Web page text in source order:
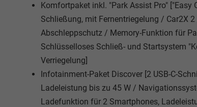
Komfortpaket inkl. "Park Assist Pro" ["Easy
Schließung, mit Fernentriegelung / Car2X
Abschleppschutz / Memory-Funktion für
Schlüsselloses Schließ- und Startsystem
Verriegelung]
Infotainment-Paket Discover [2 USB-C-
Ladeleistung bis zu 45 W /
Ladefunktion für 2 Smartphones,